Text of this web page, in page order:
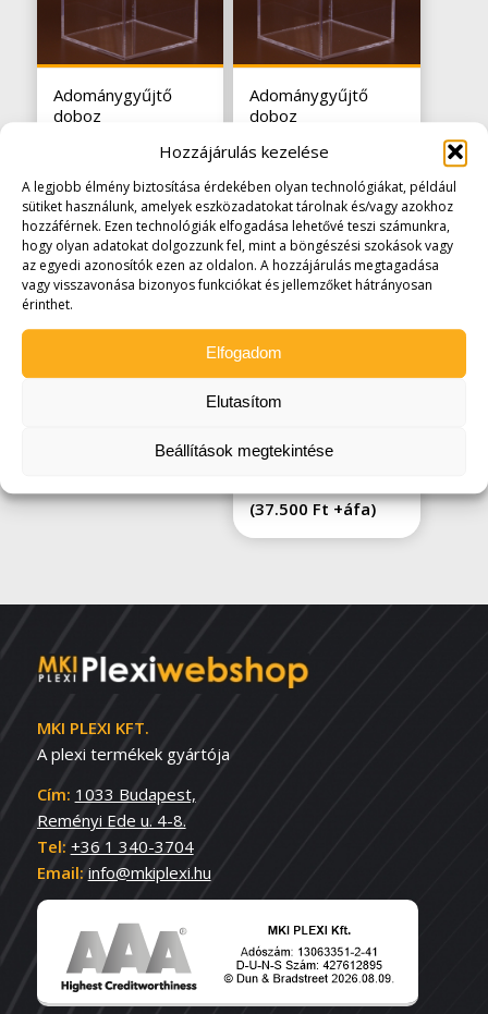
Hozzájárulás kezelése
A legjobb élmény biztosítása érdekében olyan technológiákat, például
sütiket használunk, amelyek eszközadatokat tárolnak és/vagy azokhoz
hozzáférnek. Ezen technológiák elfogadása lehetővé teszi számunkra,
hogy olyan adatokat dolgozzunk fel, mint a böngészési szokások vagy
az egyedi azonosítók ezen az oldalon. A hozzájárulás megtagadása
vagy visszavonása bizonyos funkciókat és jellemzőket hátrányosan
érinthet.
Elfogadom
Elutasítom
Beállítások megtekintése
Adománygyűjtő
doboz
(65.000Ft+áfa)
Adománygyűjtő
doboz
27.813Ft
(21.900Ft+áfa)
Adománygyűjtő
víztiszta
(37.500Ft+áfa)
MKI PLEXI KFT.
A plexi termékek gyártója
Cím: 1033 Budapest,
Reményi Ede u. 4-8.
Tel: +36 1 340-3704
Email: info@mkiplexi.hu